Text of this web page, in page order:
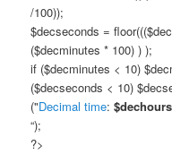
/100));
$decseconds =
($decminutes * 100) ) );
if ($decminutes < 10)
($decseconds < 10)
("Decimal time:
“);
?>